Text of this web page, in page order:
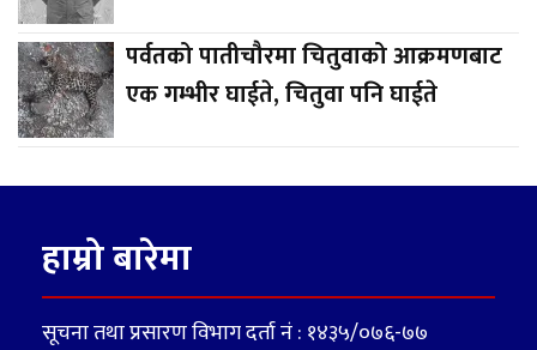
पर्वतको पातीचौरमा चितुवाको आक्रमणबाट
एक गम्भीर घाईते, चितुवा पनि घाईते
हाम्रो बारेमा
सूचना तथा प्रसारण विभाग दर्ता नं : १४३५/०७६-७७